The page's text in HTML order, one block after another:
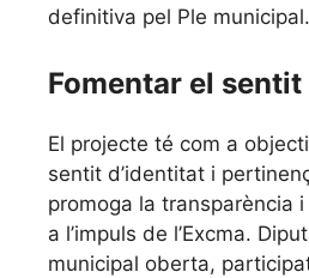
definitiva pel Ple municipal.
Fomentar el
El projecte té com a
sentit d’identitat i
promoga la transparència
a l’impuls de l’Excma.
municipal oberta,